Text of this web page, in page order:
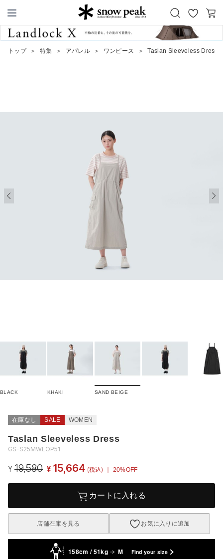
Snow Peak
お
気
カ
トップ ＞ 特集 ＞ アパレル ＞ ワンピース ＞ Taslan Sleeveless Dress
BLACK KHAKI SAND BEIGE
在庫なし SALE WOMEN
Taslan Sleeveless Dress
GS-S25MWLOP51
¥ 19,580 ¥ 15,664 (税込) ｜ 20%OFF
カートに入れる
店舗在庫を見る お気に入りに追加
158cm / 51kg M Find your size